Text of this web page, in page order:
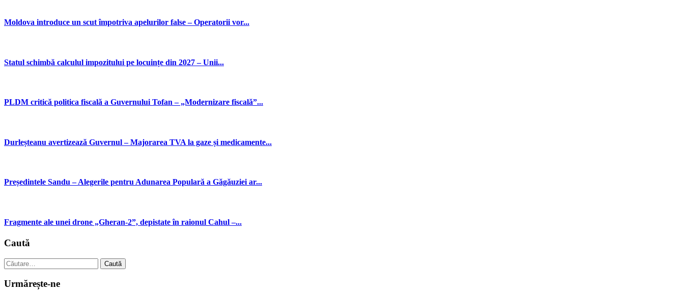
Moldova introduce un scut împotriva apelurilor false – Operatorii vor...
Statul schimbă calculul impozitului pe locuințe din 2027 – Unii...
PLDM critică politica fiscală a Guvernului Tofan – „Modernizare fiscală”...
Durleșteanu avertizează Guvernul – Majorarea TVA la gaze și medicamente...
Președintele Sandu – Alegerile pentru Adunarea Populară a Găgăuziei ar...
Fragmente ale unei drone „Gheran-2”, depistate în raionul Cahul –...
Caută
Caută
după:
Urmărește-ne